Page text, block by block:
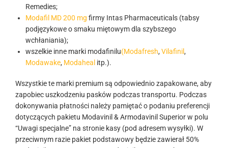
Remedies;
Modafil MD 200 mg firmy Intas Pharmaceuticals (tabsy
podjęzykowe o smaku miętowym dla szybszego
wchłaniania);
wszelkie inne marki modafinilu(Modafresh, Vilafinil,
Modawake, Modaheal itp.).
Wszystkie te marki premium są odpowiednio zapakowane, aby
zapobiec uszkodzeniu pasków podczas transportu. Podczas
dokonywania płatności należy pamiętać o podaniu preferencji
dotyczących pakietu Modavinil & Armodavinil Superior w polu
“Uwagi specjalne” na stronie kasy (pod adresem wysyłki). W
przeciwnym razie pakiet podstawowy będzie zawierał 50%